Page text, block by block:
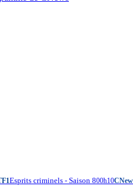
Esprits criminels - Saison 800h10